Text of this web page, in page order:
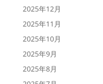
2025年12月
2025年11月
2025年10月
2025年9月
2025年8月